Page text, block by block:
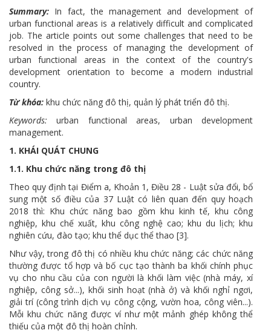
Summary: In fact, the management and development of
urban functional areas is a relatively difficult and complicated
job. The article points out some challenges that need to be
resolved in the process of managing the development of
urban functional areas in the context of the country's
development orientation to become a modern industrial
country.
Từ khóa: khu chức năng đô thị, quản lý phát triển đô thị.
Keywords: urban functional areas, urban development
management.
1. KHÁI QUÁT CHUNG
1.1. Khu chức năng trong đô thị
Theo quy định tại Điểm a, Khoản 1, Điều 28 - Luật sửa đổi, bổ
sung một số điều của 37 Luật có liên quan đến quy hoạch
2018 thì: Khu chức năng bao gồm khu kinh tế, khu công
nghiệp, khu chế xuất, khu công nghệ cao; khu du lịch; khu
nghiên cứu, đào tạo; khu thể dục thể thao [3].
Như vậy, trong đô thị có nhiều khu chức năng; các chức năng
thường được tổ hợp và bố cục tạo thành ba khối chính phục
vụ cho nhu cầu của con người là khối làm việc (nhà máy, xí
nghiệp, công sở...), khối sinh hoạt (nhà ở) và khối nghỉ ngơi,
giải trí (công trình dịch vụ công cộng, vườn hoa, công viên...).
Mỗi khu chức năng được ví như một mảnh ghép không thể
thiếu của một đô thị hoàn chỉnh.